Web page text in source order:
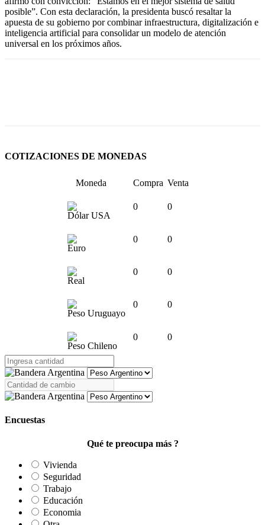
posible”. Con esta declaración, la presidenta buscó resaltar la
apuesta de su gobierno por combinar infraestructura, digitalización e
inteligencia artificial para consolidar un modelo de atención
universal en los próximos años.
COTIZACIONES DE MONEDAS
Moneda Compra Venta
Dólar USA
0 0
Euro
0 0
Real
0 0
Peso Uruguayo
0 0
Peso Chileno
0 0
Encuestas
Qué te preocupa más ?
Vivienda
Seguridad
Trabajo
Educación
Economia